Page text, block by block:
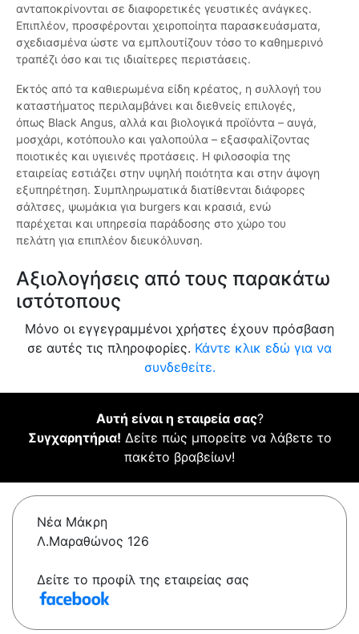
ανταποκρίνονται σε διαφορετικές γευστικές ανάγκες.
Επιπλέον, προσφέρονται χειροποίητα παρασκευάσματα,
σχεδιασμένα ώστε να εμπλουτίζουν τόσο το καθημερινό
τραπέζι όσο και τις ιδιαίτερες περιστάσεις.
Εκτός από τα καθιερωμένα είδη κρέατος, η συλλογή του
καταστήματος περιλαμβάνει και διεθνείς επιλογές,
όπως Black Angus, αλλά και βιολογικά προϊόντα – αυγά,
μοσχάρι, κοτόπουλο και γαλοπούλα – εξασφαλίζοντας
ποιοτικές και υγιεινές προτάσεις. Η φιλοσοφία της
εταιρείας εστιάζει στην υψηλή ποιότητα και στην άψογη
εξυπηρέτηση. Συμπληρωματικά διατίθενται διάφορες
σάλτσες, ψωμάκια για burgers και κρασιά, ενώ
παρέχεται και υπηρεσία παράδοσης στο χώρο του
πελάτη για επιπλέον διευκόλυνση.
Αξιολογήσεις από τους παρακάτω
ιστότοπους
Μόνο οι εγγεγραμμένοι χρήστες έχουν πρόσβαση
σε αυτές τις πληροφορίες. Κάντε κλικ εδώ για να
συνδεθείτε.
Αυτή είναι η εταιρεία σας?
Συγχαρητήρια! Δείτε πώς μπορείτε να λάβετε το
πακέτο βραβείων!
Νέα Μάκρη
Λ.Μαραθώνος 126
Δείτε το προφίλ της εταιρείας σας